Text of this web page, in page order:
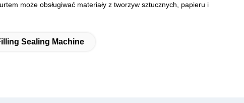
może obsługiwać materiały z tworzyw sztucznych, papieru i
Sealing Machine